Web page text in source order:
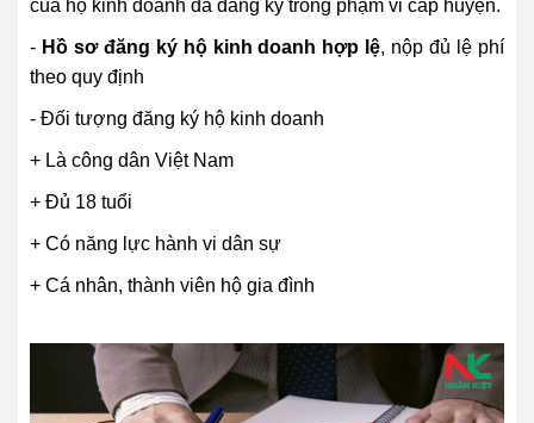
của hộ kinh doanh đã đăng ký trong phạm vi cấp huyện.
- Hồ sơ đăng ký hộ kinh doanh hợp lệ, nộp đủ lệ phí
theo quy định
- Đối tượng đăng ký hộ kinh doanh
+ Là công dân Việt Nam
+ Đủ 18 tuổi
+ Có năng lực hành vi dân sự
+ Cá nhân, thành viên hộ gia đình